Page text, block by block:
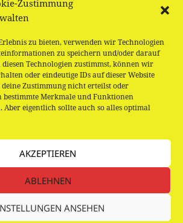
Zustimmung
zu bieten, verwenden wir Technologien
zu speichern und/oder darauf
Technologien zustimmst, können wir
oder eindeutige IDs auf dieser Website
Zustimmung nicht erteilst oder
Merkmale und Funktionen
eigentlich sollte auch so alles optimal
AKZEPTIEREN
ABLEHNEN
ANSEHEN
langjähriger LesePate
LesePatin
wir noch diese Menschen,
(existientielle) Probleme lösen
D. Voss, G. Held,
Allgemein,Metadaten Förderer,